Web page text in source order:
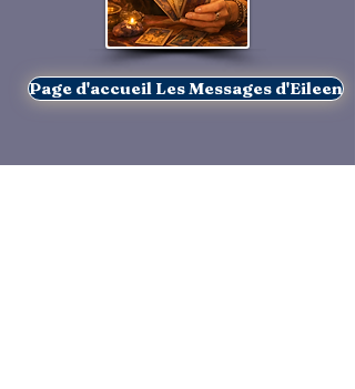
Page d'accueil Les Messages d'Eileen